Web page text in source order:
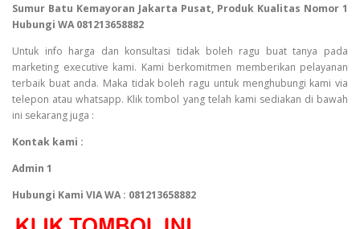
Sumur Batu Kemayoran Jakarta Pusat, Produk Kualitas Nomor 1
Hubungi WA 081213658882
Untuk info harga dan konsultasi tidak boleh ragu buat tanya pada
marketing executive kami. Kami berkomitmen memberikan pelayanan
terbaik buat anda. Maka tidak boleh ragu untuk menghubungi kami via
telepon atau whatsapp. Klik tombol yang telah kami sediakan di bawah
ini sekarang juga :
Kontak kami :
Admin 1
Hubungi Kami VIA WA : 081213658882